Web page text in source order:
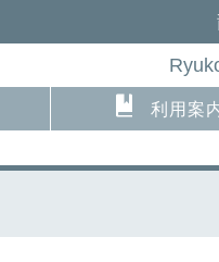
利用案